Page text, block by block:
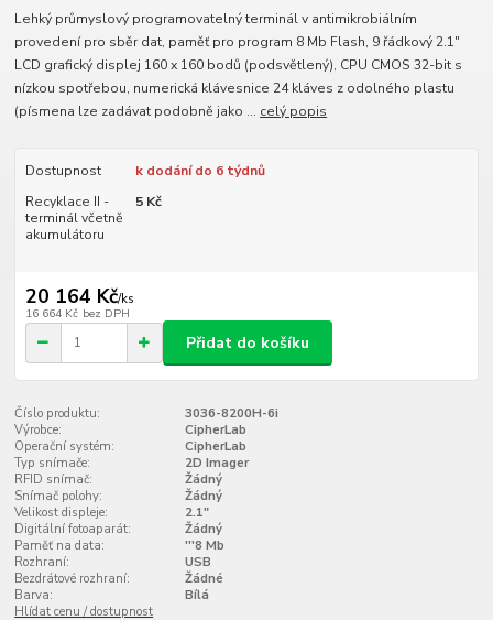
Lehký průmyslový programovatelný terminál v antimikrobiálním
provedení pro sběr dat, paměť pro program 8 Mb Flash, 9 řádkový 2.1"
LCD grafický displej 160 x 160 bodů (podsvětlený), CPU CMOS 32-bit s
nízkou spotřebou, numerická klávesnice 24 kláves z odolného plastu
(písmena lze zadávat podobně jako ... celý popis
Dostupnost
k dodání do 6 týdnů
Recyklace II -
terminál včetně
akumulátoru
5 Kč
20 164 Kč/ks
16 664 Kč bez DPH
Přidat do košíku
Číslo produktu:
3036-8200H-6i
Výrobce:
CipherLab
Operační systém:
CipherLab
Typ snímače:
2D Imager
RFID snímač:
Žádný
Snímač polohy:
Žádný
Velikost displeje:
2.1"
Digitální fotoaparát:
Žádný
Paměť na data:
'''8 Mb
Rozhraní:
USB
Bezdrátové rozhraní:
Žádné
Barva:
Bílá
Hlídat cenu / dostupnost